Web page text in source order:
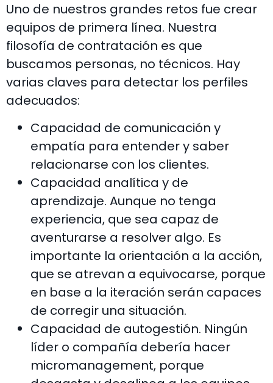
Uno de nuestros grandes retos fue crear
equipos de primera línea. Nuestra
filosofía de contratación es que
buscamos personas, no técnicos. Hay
varias claves para detectar los perfiles
adecuados:
Capacidad de comunicación y
empatía para entender y saber
relacionarse con los clientes.
Capacidad analítica y de
aprendizaje. Aunque no tenga
experiencia, que sea capaz de
aventurarse a resolver algo. Es
importante la orientación a la acción,
que se atrevan a equivocarse, porque
en base a la iteración serán capaces
de corregir una situación.
Capacidad de autogestión. Ningún
líder o compañía debería hacer
micromanagement, porque